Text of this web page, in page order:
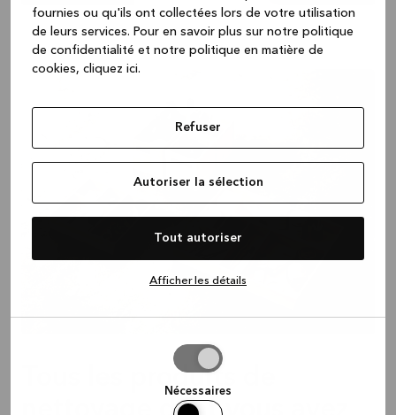
fournies ou qu'ils ont collectées lors de votre utilisation
de leurs services. Pour en savoir plus sur notre politique
de confidentialité et notre politique en matière de
cookies, cliquez ici.
Refuser
Autoriser la sélection
Tout autoriser
Afficher les détails
Nécessaires
Tous les produits de